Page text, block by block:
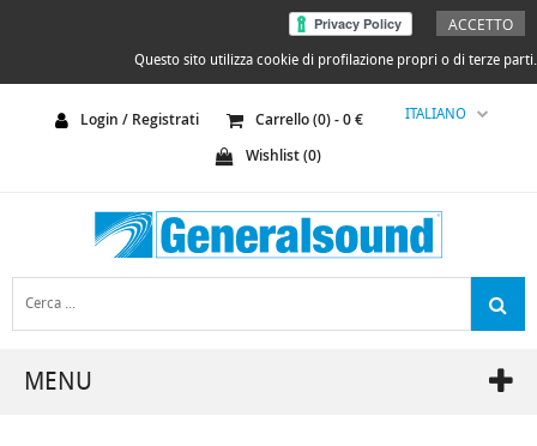
ACCETTO
Questo sito utilizza cookie di profilazione propri o di terze parti.
ITALIANO
Login / Registrati Carrello (0) -0€
Wishlist (0)
MENU